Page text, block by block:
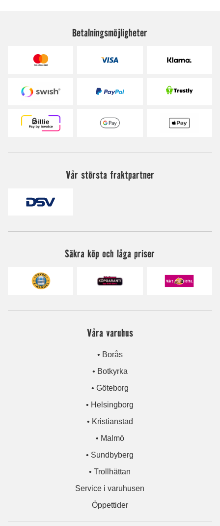
Betalningsmöjligheter
Vår största fraktpartner
Säkra köp och låga priser
Våra varuhus
• Borås
• Botkyrka
• Göteborg
• Helsingborg
• Kristianstad
• Malmö
• Sundbyberg
• Trollhättan
Service i varuhusen
Öppettider